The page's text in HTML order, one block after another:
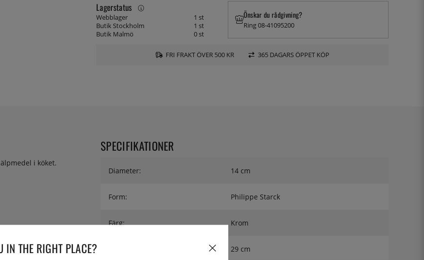
Lagerstatus
Webblager
1 st
Butik Stockholm
1 st
Butik Malmö
0 st
Önskar du rådgivning?
Ring 08-41095200
FRI FRAKT ÖVER 500 KR 365 DAGARS ÖPPET KÖP
i köket.
SPECIFIKATIONER
Diameter: 14 cm
Form: Philippe Starck
Färg: Krom
29 cm
IN THE RIGHT PLACE?